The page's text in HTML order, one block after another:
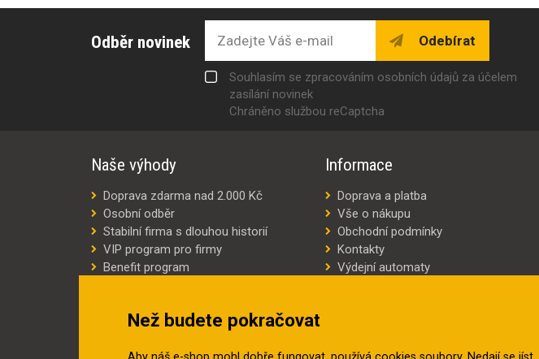
Odběr novinek Odebírat
Souhlasím se zpracováním osobních údajů za účelem
zasílání novinek
Chráněno službou reCaptcha
Naše výhody
Doprava zdarma nad 2.000 Kč
Osobní odběr
Stabilní firma s dlouhou historií
VIP program pro firmy
Benefit program
Šetříme náklady
Informace
Doprava a platba
Vše o nákupu
Obchodní podmínky
Kontakty
Výdejní automaty
Než budete pokračovat